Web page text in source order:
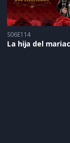
S06E114
La hija del